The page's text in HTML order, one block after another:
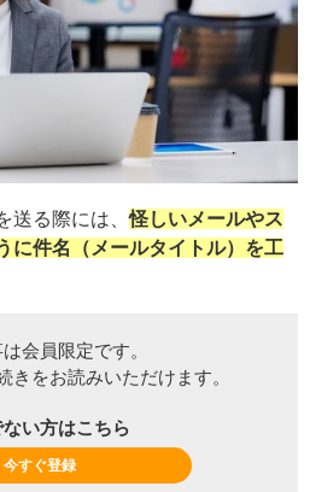
送る際には、怪しいメールやス
に件名（メールタイトル）を工
会員限定です。
きをお読みいただけます。
い方はこちら
今すぐ登録